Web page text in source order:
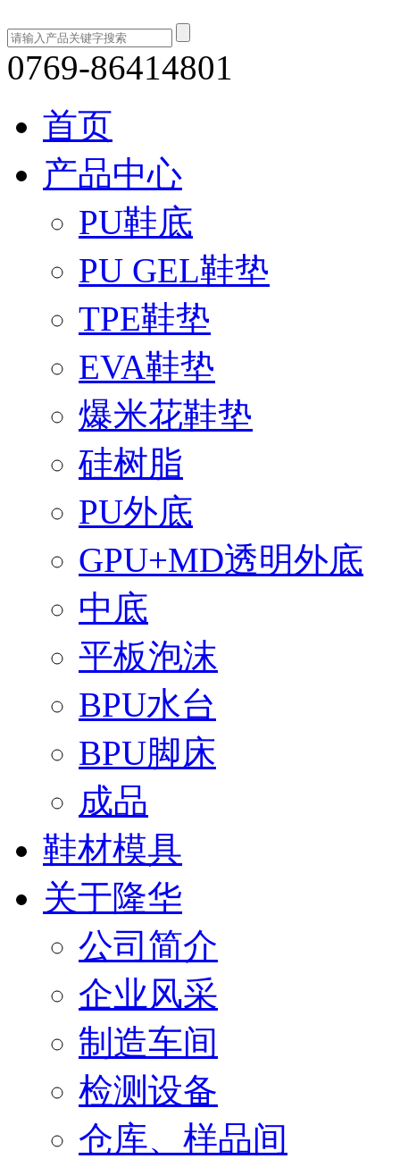
0769-86414801
首页
产品中心
PU鞋底
PU GEL鞋垫
TPE鞋垫
EVA鞋垫
爆米花鞋垫
硅树脂
PU外底
GPU+MD透明外底
中底
平板泡沫
BPU水台
BPU脚床
成品
鞋材模具
关于隆华
公司简介
企业风采
制造车间
检测设备
仓库、样品间